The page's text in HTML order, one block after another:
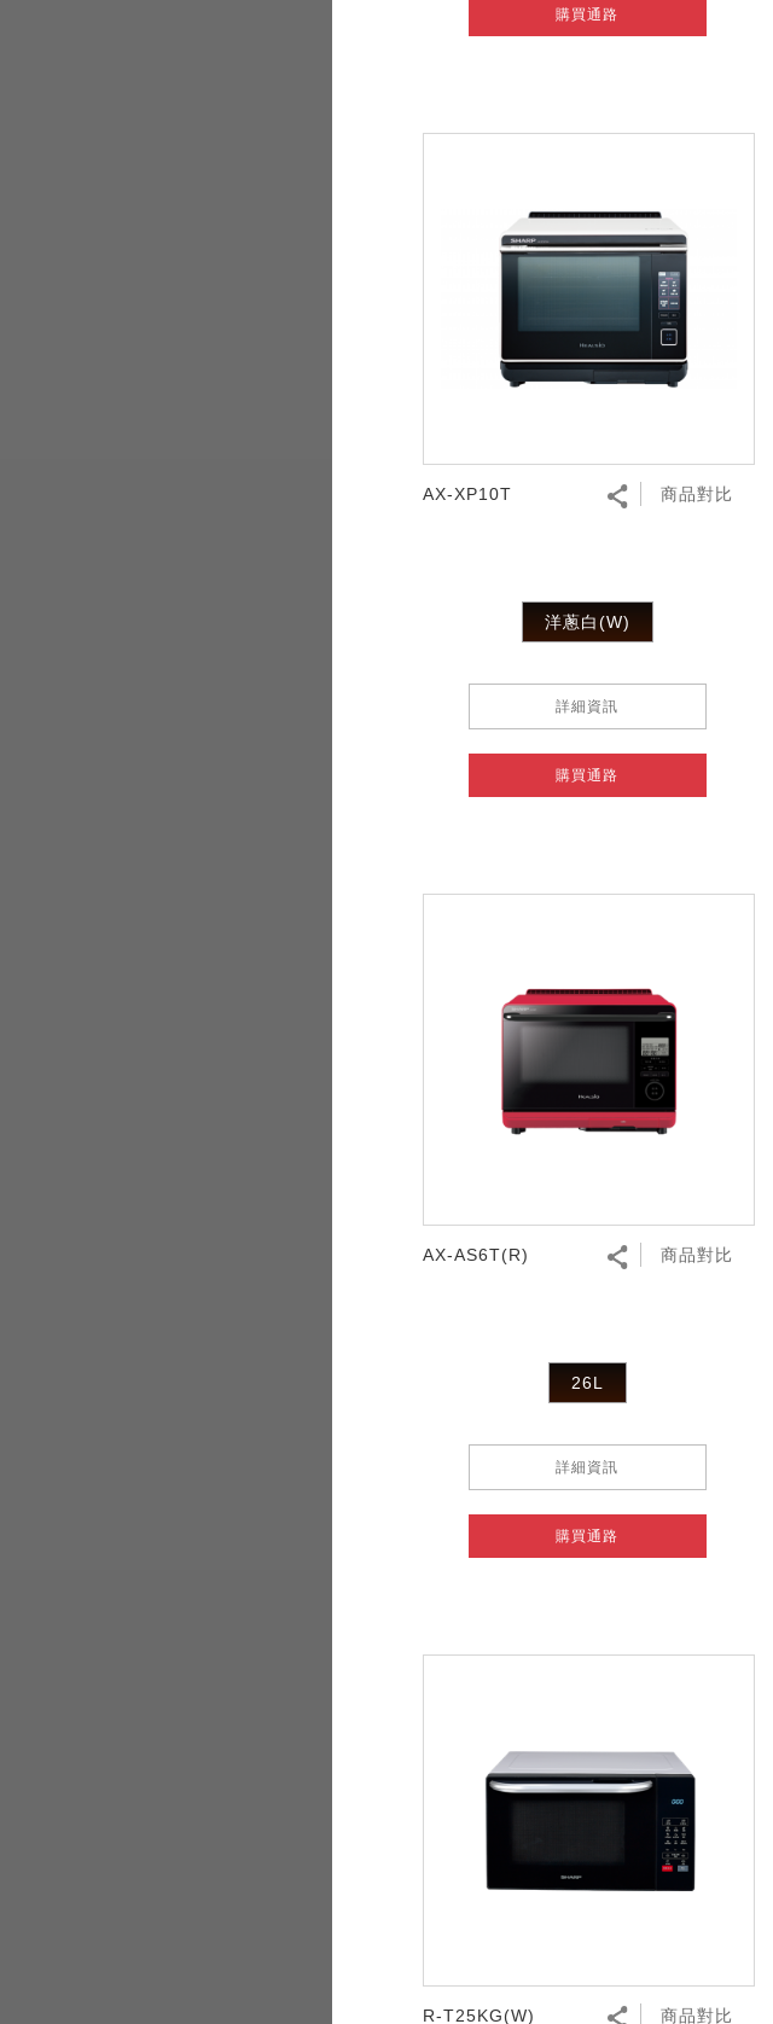
購買通路
AX-XP10T 商品對比
洋蔥白(W)
詳細資訊
購買通路
AX-AS6T(R) 商品對比
26L
詳細資訊
購買通路
R-T25KG(W) 商品對比